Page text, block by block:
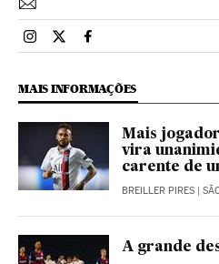
Esportes El País Brasil en
Esportes El País Brasil en
Esportes El País
MAIS INFORMAÇÕES
Mais
vira
carente de
BREILLER PIRES |
A grande